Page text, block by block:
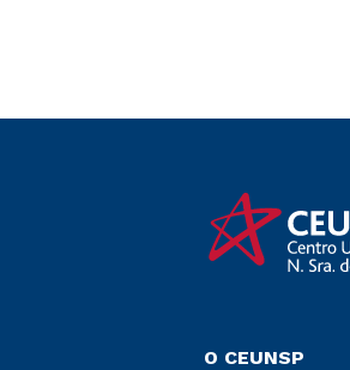
O CEUNSP